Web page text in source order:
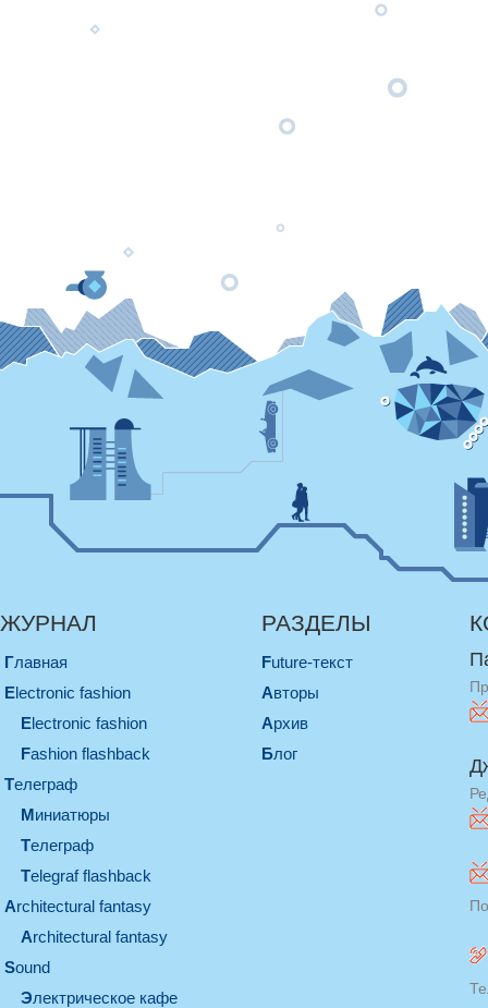
ЖУРНАЛ
Главная
electronic fashion
electronic fashion
Fashion flashback
телеграф
миниатюры
телеграф
Telegraf flashback
architectural fantasy
architectural fantasy
sound
электрическое кафе
РАЗДЕЛЫ
Future-текст
Авторы
Архив
Блог